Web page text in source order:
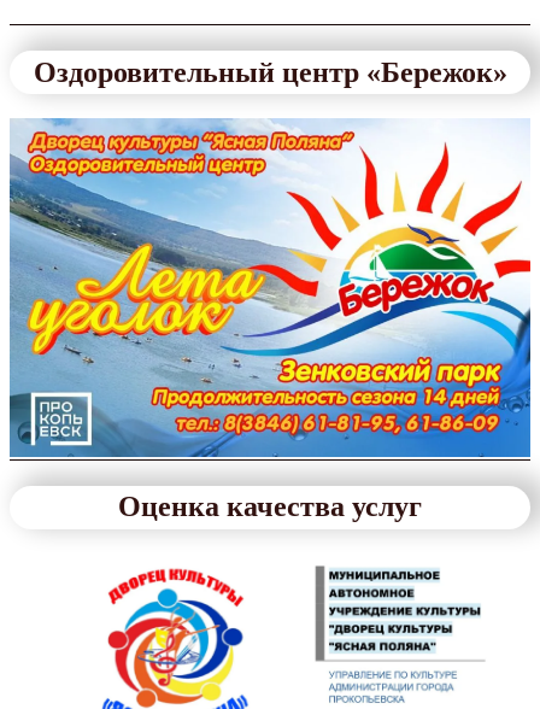
Оздоровительный центр «Бережок»
Оценка качества услуг